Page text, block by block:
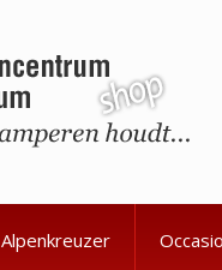
Alpenkreuzer